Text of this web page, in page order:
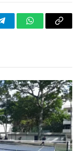
TelegramWhatsApp